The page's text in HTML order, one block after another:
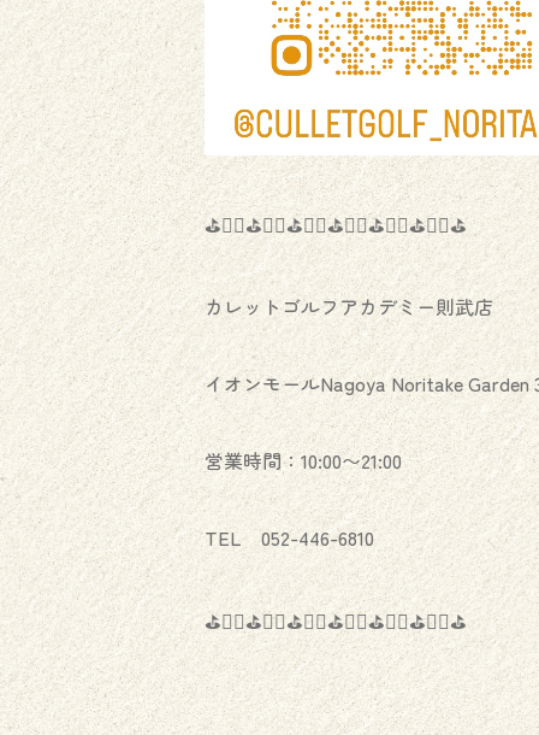
⛳️🏌️‍♂️⛳️🏌️‍♀️⛳️🏌️‍♂️⛳️🏌️‍♀️⛳️🏌️‍♂️⛳️🏌️‍♀️⛳️
カレットゴルフアカデミー則武店
イオンモールNagoya Noritake Garden
営業時間：10:00〜21:00
TEL 052-446-6810
⛳️🏌️‍♂️⛳️🏌️‍♀️⛳️🏌️‍♂️⛳️🏌️‍♀️⛳️🏌️‍♂️⛳️🏌️‍♀️⛳️